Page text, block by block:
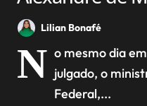
Lilian Bonafé
N o mesmo dia
julgado, o
Federal,...